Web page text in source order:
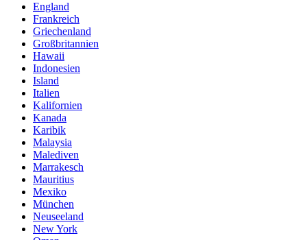
England
Frankreich
Griechenland
Großbritannien
Hawaii
Indonesien
Island
Italien
Kalifornien
Kanada
Karibik
Malaysia
Malediven
Marrakesch
Mauritius
Mexiko
München
Neuseeland
New York